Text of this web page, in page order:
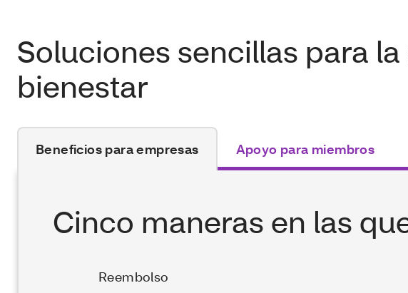
Soluciones sencillas para
bienestar
Beneficios para empresas Apoyo para miembros
Cinco maneras en las
Reembolso